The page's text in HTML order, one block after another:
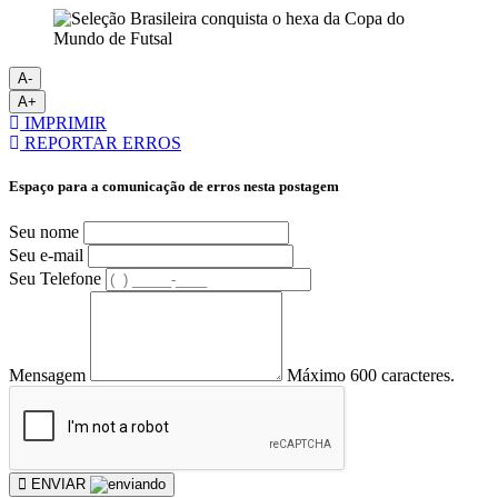
A-
A+
IMPRIMIR
REPORTAR ERROS
Espaço para a comunicação de erros nesta postagem
Seu nome
Seu e-mail
Seu Telefone
Mensagem Máximo 600 caracteres.
ENVIAR